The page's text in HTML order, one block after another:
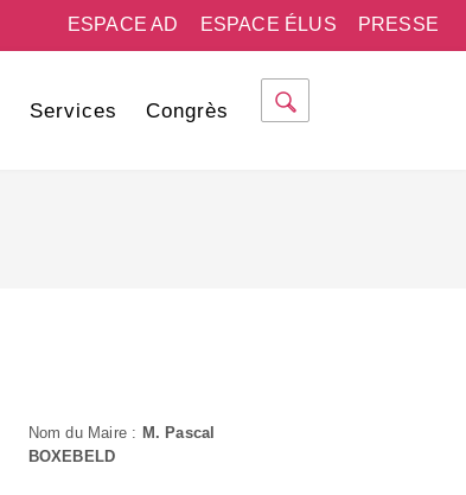
PRESSE
ESPACE ÉLUS
ESPACE AD
Services Congrès
Nom du Maire : M. Pascal
BOXEBELD